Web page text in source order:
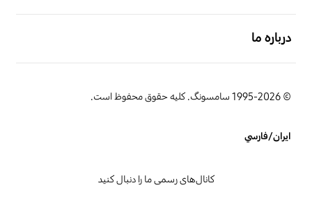
درباره ما
© 1995-2026 سامسونگ. کلیه حقوق محفوظ است.
ایران/فارسي
کانال‌های رسمی ما را دنبال کنید